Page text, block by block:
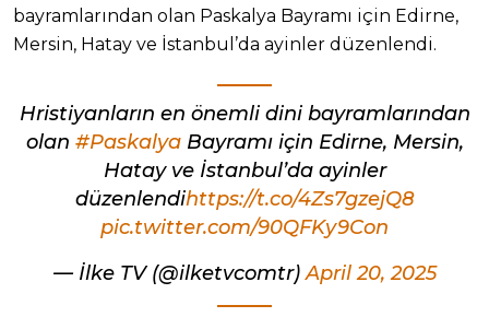
bayramlarından olan Paskalya Bayramı için Edirne,
Mersin, Hatay ve İstanbul’da ayinler düzenlendi.
Hristiyanların en önemli dini bayramlarından
olan #PaskalyaBayramı için Edirne, Mersin,
Hatay ve İstanbul’da ayinler
düzenlendihttps://t.co/4Zs7gzejQ8
pic.twitter.com/90QFKy9Con
— İlke TV (@ilketvcomtr)April 20, 2025